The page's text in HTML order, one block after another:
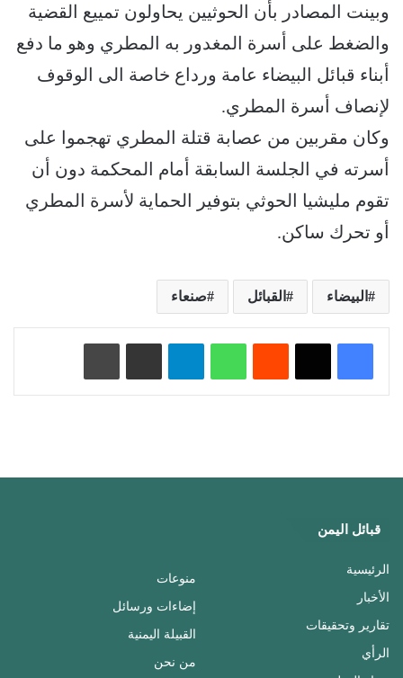
وبينت المصادر بأن الحوثيين يحاولون تمييع القضية
والضغط على أسرة المغدور به المطري وهو ما دفع
أبناء قبائل البيضاء عامة ورداع خاصة الى الوقوف
لإنصاف أسرة المطري.
وكان مقربين من عصابة قتلة المطري تهجموا على
أسرته في الجلسة السابقة أمام المحكمة دون أن
تقوم مليشيا الحوثي بتوفير الحماية لأسرة المطري
أو تحرك ساكن.
البيضاء القبائل صنعاء
واتساب تيلقرام
قبائل اليمن
الرئيسية
الأخبار
تقارير وتحقيقات
الرأي
منوعات
إضاءات ورسائل
القبيلة اليمنية
من نحن